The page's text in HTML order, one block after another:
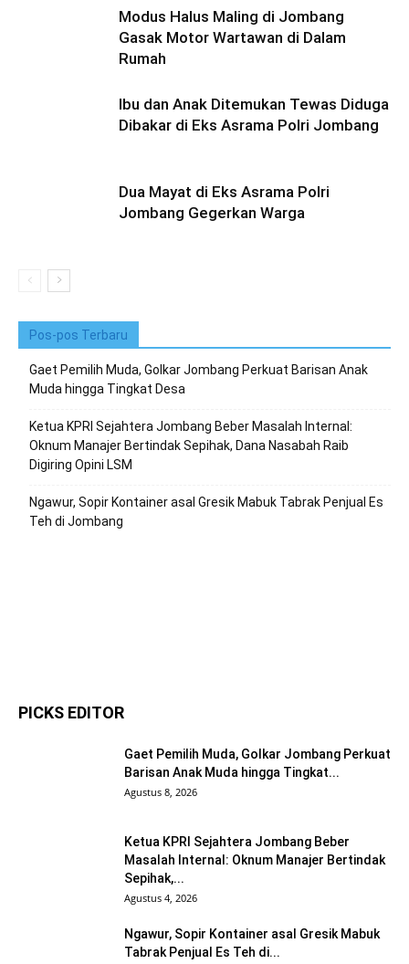
Modus Halus Maling di Jombang
Gasak Motor Wartawan di Dalam
Rumah
Ibu dan Anak Ditemukan Tewas Diduga
Dibakar di Eks Asrama Polri Jombang
Dua Mayat di Eks Asrama Polri
Jombang Gegerkan Warga
Pos-pos Terbaru
Gaet Pemilih Muda, Golkar Jombang Perkuat Barisan Anak
Muda hingga Tingkat Desa
Ketua KPRI Sejahtera Jombang Beber Masalah Internal:
Oknum Manajer Bertindak Sepihak, Dana Nasabah Raib
Digiring Opini LSM
Ngawur, Sopir Kontainer asal Gresik Mabuk Tabrak Penjual Es
Teh di Jombang
PICKS EDITOR
Gaet Pemilih Muda, Golkar Jombang Perkuat
Barisan Anak Muda hingga Tingkat...
Agustus 8, 2026
Ketua KPRI Sejahtera Jombang Beber
Masalah Internal: Oknum Manajer Bertindak
Sepihak,...
Agustus 4, 2026
Ngawur, Sopir Kontainer asal Gresik Mabuk
Tabrak Penjual Es Teh di...